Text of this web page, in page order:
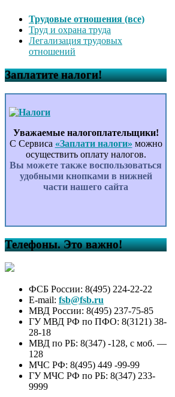
Трудовые отношения (все)
Труд и охрана труда
Легализация трудовых
отношений
Заплатите налоги!
Уважаемые налогоплательщики!
С Сервиса «Заплати налоги» можно
осуществить оплату налогов.
Вы можете также воспользоваться
удобными кнопками в нижней
части нашего сайта
Телефоны. Это важно!
ФСБ России: 8(495) 224-22-22
E-mail: fsb@fsb.ru
МВД России: 8(495) 237-75-85
ГУ МВД РФ по ПФО: 8(3121) 38-
28-18
МВД по РБ: 8(347) -128, с моб. —
128
МЧС РФ: 8(495) 449 -99-99
ГУ МЧС РФ по РБ: 8(347) 233-
9999